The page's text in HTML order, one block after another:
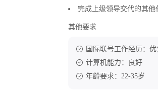
完成上级领导交代的其他
其他要求
国际联号工作经历：优
计算机能力：良好
年龄要求：22-35岁